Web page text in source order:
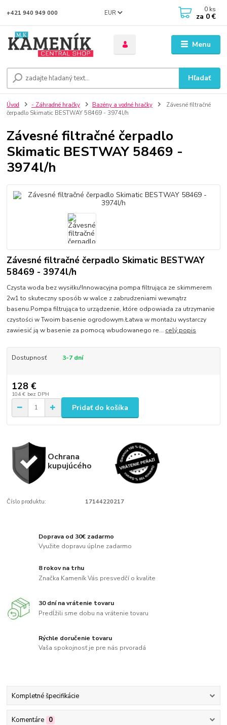
Menu
EUR
Hľadať
+421 940 949 000 0 ks
za 0 €
Úvod - Záhradné hračky Bazény a vodné hračky
Závesné filtračné
čerpadlo Skimatic BESTWAY 58469 - 3974l/h
Závesné filtračné čerpadlo
Skimatic BESTWAY 58469 -
3974l/h
Závesné filtračné čerpadlo Skimatic BESTWAY
58469 - 3974l/h
Czysta woda bez wysiłku!Innowacyjna pompa filtrująca ze skimmerem
2w1 to skuteczny sposób w walce z zabrudzeniami wewnątrz
basenu.Pompa filtrująca to urządzenie, które odpowiada za utrzymanie
czystości w Twoim basenie ogrodowym.Łatwa w montażu wystarczy
zawiesić ją w basenie za pomocą wbudowanego re... celý popis
Dostupnosť 3-7 dní
128 €
104 € bez DPH
Pridať do košíka
Ochrana
kupujúcého
Číslo produktu: 17144220217
Doprava od 30€ zadarmo
Využite dopravu úplne zadarmo
8 rokov na trhu
Značka Kameník Vás presvedčí o kvalite
30 dní na vrátenie tovaru
Predĺžili sme dobu na vrátenie tovaru
Rýchle doručenie tovaru
Vaša spokojnosť je pre nás prvoradá
Kompletné špecifikácie
Komentáre 0